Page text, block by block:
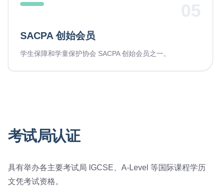
SACPA 创始会员
学生保障和学童保护协会 SACPA 创始会员之一。
考试局认证
具有举办各主要考试局 IGCSE、A-Level 等国际课程学历
文凭考试资格。